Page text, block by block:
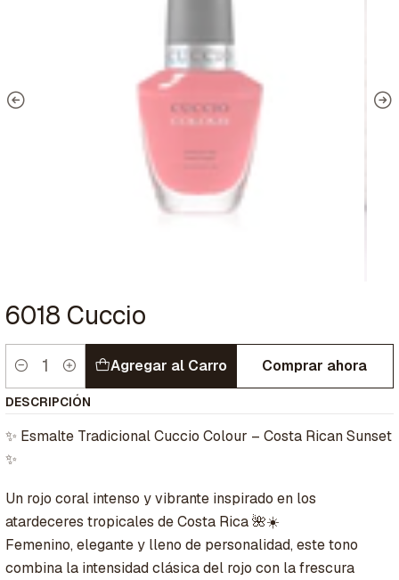
6018 Cuccio
Cantidad
Agregar al Carro Comprar ahora
DESCRIPCIÓN
✨ Esmalte Tradicional Cuccio Colour – Costa Rican Sunset
✨
Un rojo coral intenso y vibrante inspirado en los
atardeceres tropicales de Costa Rica 🌺☀️
Femenino, elegante y lleno de personalidad, este tono
combina la intensidad clásica del rojo con la frescura